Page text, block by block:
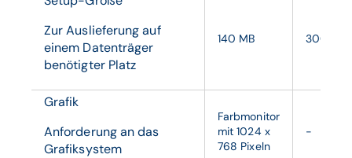
Zur Auslieferung auf
einem Datenträger
benötigter Platz
140 MB 300 MB
Grafik
Anforderung an das
Grafiksystem
Farbmonitor
mit 1024 x
768 Pixeln
-